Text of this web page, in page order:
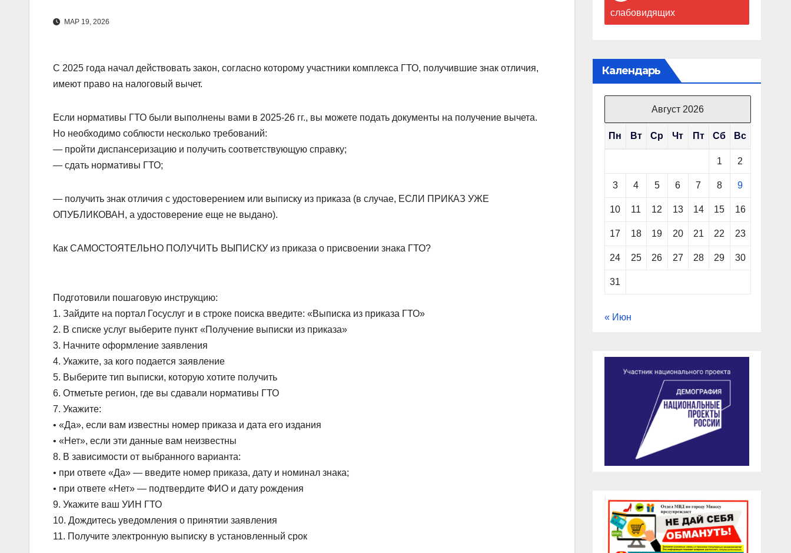
МАР 19, 2026
С 2025 года начал действовать закон, согласно которому участники комплекса ГТО, получившие знак отличия,
имеют право на налоговый вычет.
Если нормативы ГТО были выполнены вами в 2025-26 гг., вы можете подать документы на получение вычета.
Но необходимо соблюсти несколько требований:
— пройти диспансеризацию и получить соответствующую справку;
— сдать нормативы ГТО;
— получить знак отличия с удостоверением или выписку из приказа (в случае, ЕСЛИ ПРИКАЗ УЖЕ
ОПУБЛИКОВАН, а удостоверение еще не выдано).
Как САМОСТОЯТЕЛЬНО ПОЛУЧИТЬ ВЫПИСКУ из приказа о присвоении знака ГТО?
Подготовили пошаговую инструкцию:
1. Зайдите на портал Госуслуг и в строке поиска введите: «Выписка из приказа ГТО»
2. В списке услуг выберите пункт «Получение выписки из приказа»
3. Начните оформление заявления
4. Укажите, за кого подается заявление
5. Выберите тип выписки, которую хотите получить
6. Отметьте регион, где вы сдавали нормативы ГТО
7. Укажите:
• «Да», если вам известны номер приказа и дата его издания
• «Нет», если эти данные вам неизвестны
8. В зависимости от выбранного варианта:
• при ответе «Да» — введите номер приказа, дату и номинал знака;
• при ответе «Нет» — подтвердите ФИО и дату рождения
9. Укажите ваш УИН ГТО
10. Дождитесь уведомления о принятии заявления
11. Получите электронную выписку в установленный срок
слабовидящих
Календарь
Август 2026
Пн Вт Ср Чт Пт Сб Вс
1 2
3 4 5 6 7 8 9
10 11 12 13 14 15 16
17 18 19 20 21 22 23
24 25 26 27 28 29 30
31
« Июн